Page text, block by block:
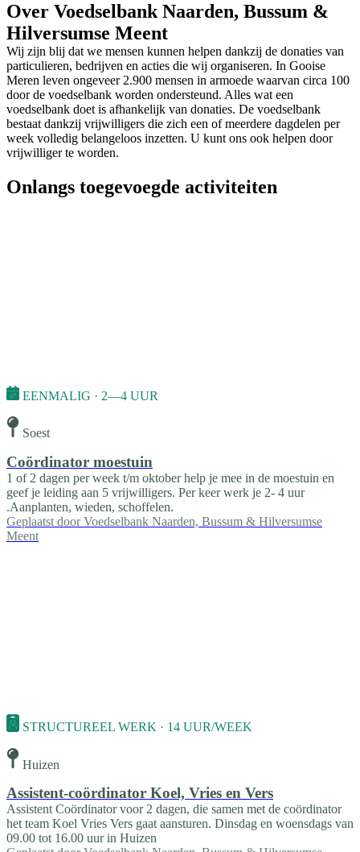
Over Voedselbank Naarden, Bussum &
Hilversumse Meent
Wij zijn blij dat we mensen kunnen helpen dankzij de donaties van
particulieren, bedrijven en acties die wij organiseren. In Gooise
Meren leven ongeveer 2.900 mensen in armoede waarvan circa 100
door de voedselbank worden ondersteund. Alles wat een
voedselbank doet is afhankelijk van donaties. De voedselbank
bestaat dankzij vrijwilligers die zich een of meerdere dagdelen per
week volledig belangeloos inzetten. U kunt ons ook helpen door
vrijwilliger te worden.
Onlangs toegevoegde activiteiten
EENMALIG · 2—4 UUR
Soest
Coördinator moestuin
1 of 2 dagen per week t/m oktober help je mee in de moestuin en
geef je leiding aan 5 vrijwilligers. Per keer werk je 2- 4 uur
.Aanplanten, wieden, schoffelen.
Geplaatst door Voedselbank Naarden, Bussum & Hilversumse
Meent
STRUCTUREEL WERK · 14 UUR/WEEK
Huizen
Assistent-coördinator Koel, Vries en Vers
Assistent Coördinator voor 2 dagen, die samen met de coördinator
het team Koel Vries Vers gaat aansturen. Dinsdag en woensdags van
09.00 tot 16.00 uur in Huizen